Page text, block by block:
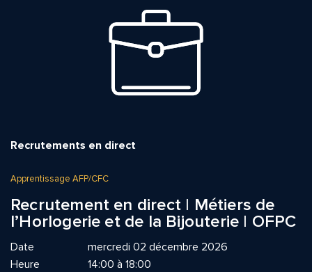
Recrutements en direct
Apprentissage AFP/CFC
Recrutement en direct | Métiers de
l’Horlogerie et de la Bijouterie | OFPC
Date
mercredi 02 décembre 2026
Heure
14:00 à 18:00